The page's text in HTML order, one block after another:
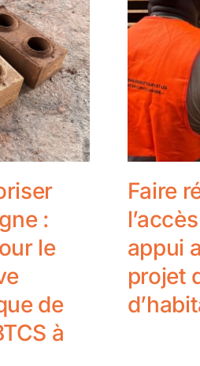
:
le
de
à
Faire
appui
projet